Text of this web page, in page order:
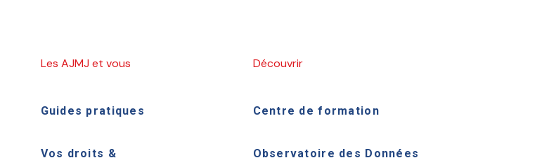
Les AJMJ et vous
Guides pratiques
Vos droits &
Découvrir
Centre de formation
Observatoire des Données